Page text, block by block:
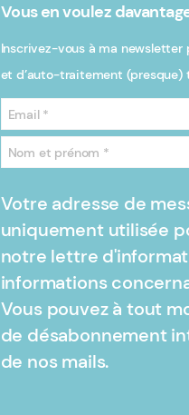
Vous en voulez
Inscrivez-vous à ma
et d’auto-traitement (presque)
Votre adresse de
uniquement utilisée
notre lettre
informations
Vous pouvez à tout
de désabonnement
de nos mails.